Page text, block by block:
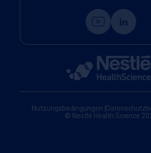
Nutzungsbedingungen
© Nestlé Health Science